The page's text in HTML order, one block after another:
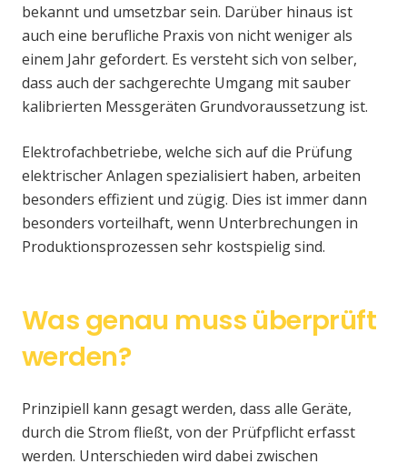
bekannt und umsetzbar sein. Darüber hinaus ist
auch eine berufliche Praxis von nicht weniger als
einem Jahr gefordert. Es versteht sich von selber,
dass auch der sachgerechte Umgang mit sauber
kalibrierten Messgeräten Grundvoraussetzung ist.
Elektrofachbetriebe, welche sich auf die Prüfung
elektrischer Anlagen spezialisiert haben, arbeiten
besonders effizient und zügig. Dies ist immer dann
besonders vorteilhaft, wenn Unterbrechungen in
Produktionsprozessen sehr kostspielig sind.
Was genau muss überprüft
werden?
Prinzipiell kann gesagt werden, dass alle Geräte,
durch die Strom fließt, von der Prüfpflicht erfasst
werden. Unterschieden wird dabei zwischen